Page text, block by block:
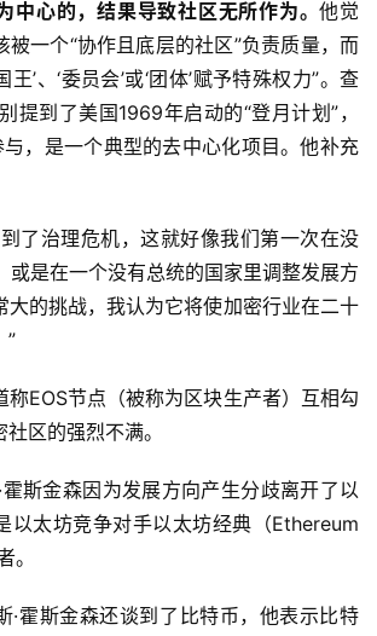
中心的，结果导致社区无所作为。他觉
被一个“协作且底层的社区”负责质量，而
王’、‘委员会’或‘团体’赋予特殊权力”。查
提到了美国1969年启动的“登月计划”，
，是一个典型的去中心化项目。他补充
了治理危机，这就好像我们第一次在没
或是在一个没有总统的国家里调整发展方
大的挑战，我认为它将使加密行业在二十
”
称EOS节点（被称为区块生产者）互相勾
区的强烈不满。
斯金森因为发展方向产生分歧离开了以
以太坊竞争对手以太坊经典（Ethereum
。
·霍斯金森还谈到了比特币，他表示比特